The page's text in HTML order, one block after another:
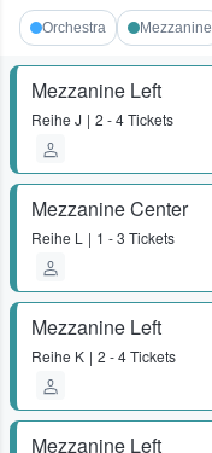
Orchestra Mezzanine
Mezzanine Left
Reihe J 2 - 4 Tickets
Mezzanine Center
Reihe L 1 - 3 Tickets
Mezzanine Left
Reihe K 2 - 4 Tickets
Mezzanine Left